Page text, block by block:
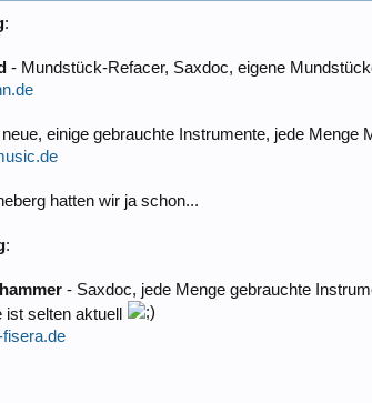
:
- Mundstück-Refacer, Saxdoc, eigene
einige gebrauchte Instrumente, jede Menge
hatten wir ja schon...
:
- Saxdoc, jede Menge gebrauchte
ist selten aktuell